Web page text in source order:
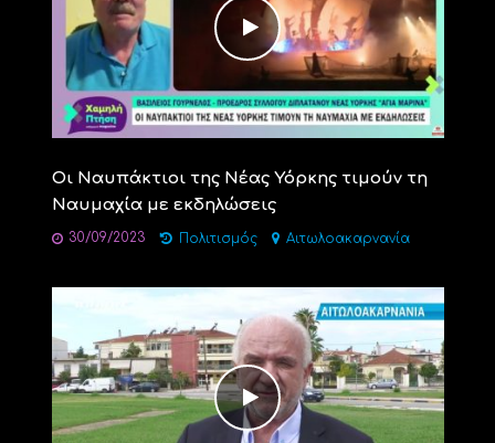
Οι Ναυπάκτιοι της Νέας Υόρκης τιμούν τη
Ναυμαχία με εκδηλώσεις
30/09/2023 Πολιτισμός Αιτωλοακαρνανία